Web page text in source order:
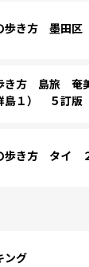
歩き方 墨田区
き方 島旅 奄
島１） ５訂版
歩き方 タイ
ング